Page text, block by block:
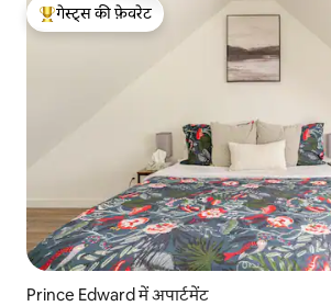
गेस्ट्स का टॉप फ़ेवरेट
गेस्ट्स की फ़ेवरेट
Prince Edward में अपार्टमेंट